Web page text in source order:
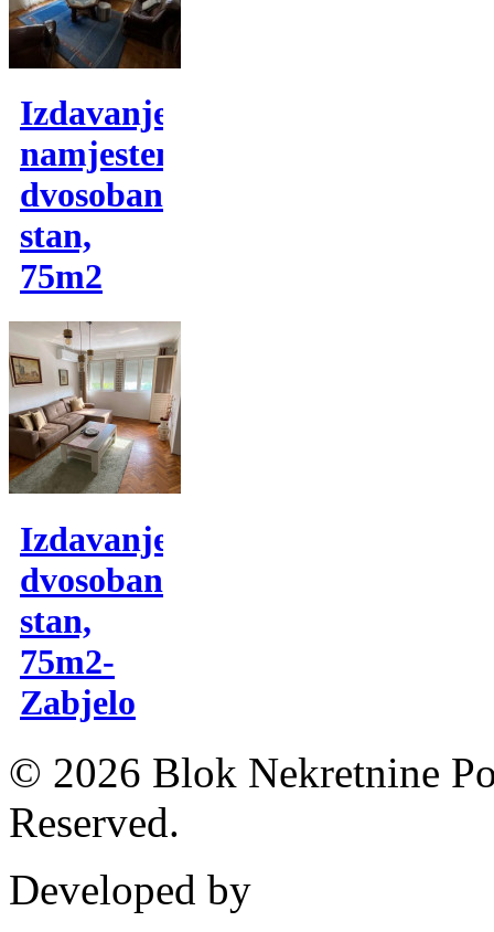
Izdavanje,
namjesten
dvosoban
stan,
75m2
Izdavanje,
dvosobana
stan,
75m2-
Zabjelo
© 2026 Blok Nekretnine
Reserved.
Developed by